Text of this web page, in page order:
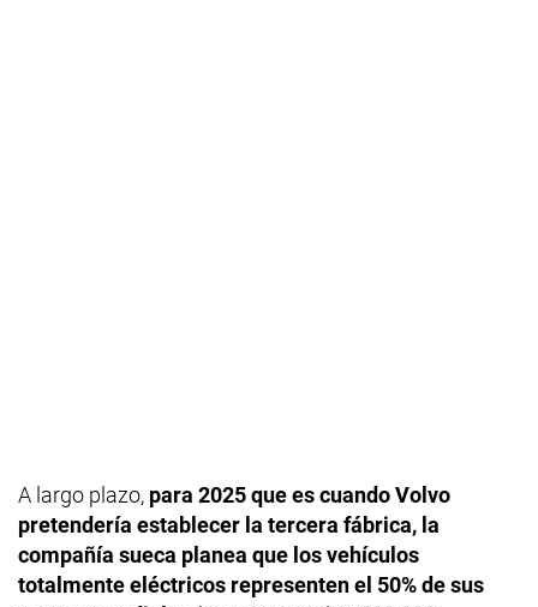
A largo plazo, para 2025 que es cuando Volvo
pretendería establecer la tercera fábrica, la
compañía sueca planea que los vehículos
totalmente eléctricos representen el 50% de sus